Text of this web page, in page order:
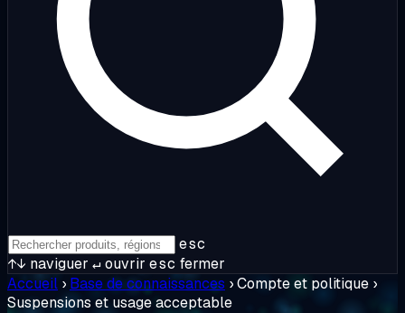
esc
↑↓ naviguer ↵ouvrir esc fermer
Accueil › Base de connaissances ›Compte et politique ›
Suspensions et usage acceptable